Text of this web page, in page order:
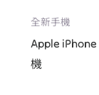
全新手機
Apple
機